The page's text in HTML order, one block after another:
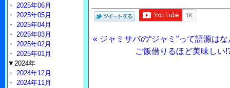
« ジャミサバの“ジャミ”って語源は
ご飯借りるほど美味しい
・ 2025年06月
・ 2025年05月
・ 2025年04月
・ 2025年03月
・ 2025年02月
・ 2025年01月
▼2024年
・ 2024年12月
・ 2024年11月